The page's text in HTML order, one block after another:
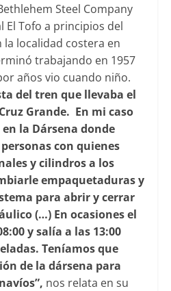
Steel Company
El Tofo a principios del
la localidad costera en
trabajando en 1957
años vio cuando niño.
del tren que llevaba el
Grande. En mi caso
la Dársena donde
con quienes
y cilindros a los
empaquetaduras y
para abrir y cerrar
(…) En ocasiones el
y salía a las 13:00
Teníamos que
de la dársena para
nos relata en su